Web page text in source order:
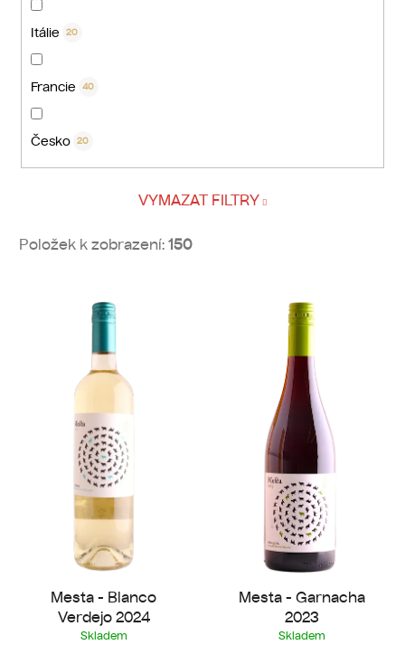
Itálie 20
Francie 40
Česko 20
VYMAZAT FILTRY
Položek k zobrazení: 150
Mesta - Blanco
Verdejo 2024
Skladem
Mesta - Garnacha
2023
Skladem